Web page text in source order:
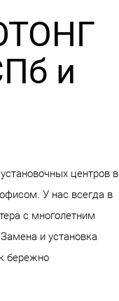
и
центров в
У нас всегда в
с многолетним
и установка
бережно